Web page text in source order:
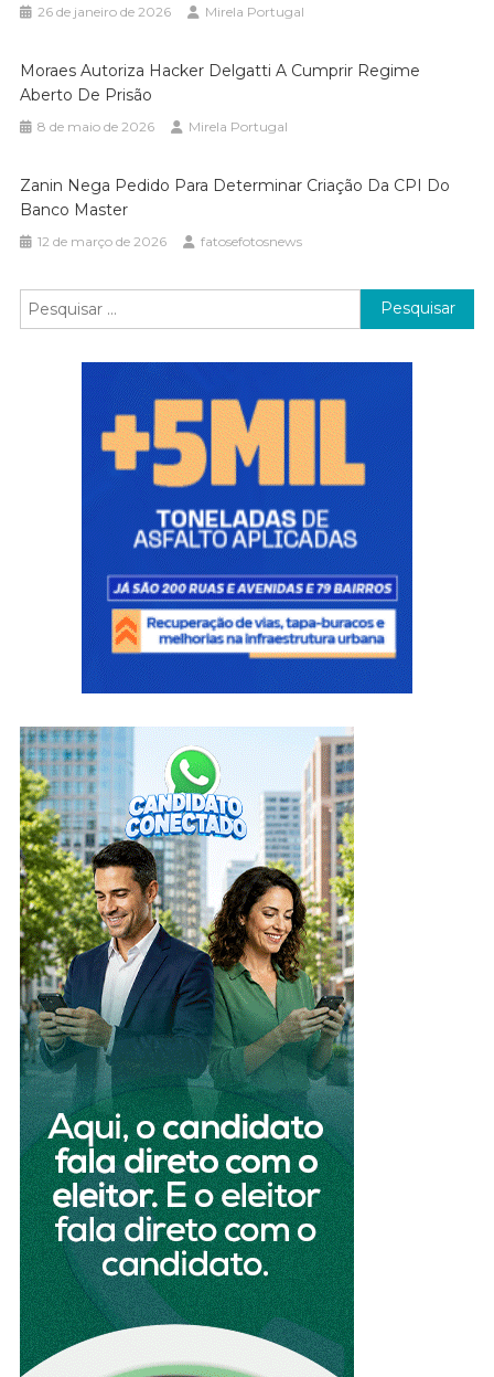
26 de janeiro de 2026 Mirela Portugal
Moraes Autoriza Hacker Delgatti A Cumprir Regime
Aberto De Prisão
8 de maio de 2026 Mirela Portugal
Zanin Nega Pedido Para Determinar Criação Da CPI Do
Banco Master
12 de março de 2026 fatosefotosnews
Pesquisar
por: